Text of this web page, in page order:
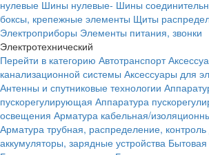
нулевые Шины нулевые- Шины
боксы, крепежные элементы Щиты
Электроприборы Элементы питания, звонки
Электротехнический
Перейти в категорию Автотранспорт
канализационной системы Аксессуары для
Антенны и спутниковые технологии
пускорегулирующая Аппаратура
освещения Арматура кабельная/
Арматура трубная, распределение,
аккумуляторы, зарядные устройства Бытовая